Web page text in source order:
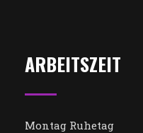
ARBEITSZEIT
Montag Ruhetag